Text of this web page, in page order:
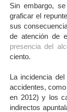
Sin embargo,
graficar el
sus
de atención de
presencia del
ciento.
La incidencia
accidentes,
en 2012) y los
indirectos